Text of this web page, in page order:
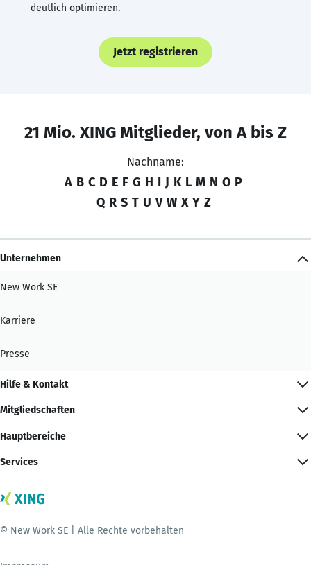
deutlich optimieren.
Jetzt registrieren
21 Mio. XING Mitglieder, von A bis Z
Nachname:
A B C D E F G H I J K L M N O P
Q R S T U V W X Y Z
Unternehmen
New Work SE
Karriere
Presse
Hilfe & Kontakt
Mitgliedschaften
Hauptbereiche
Services
© New Work SE | Alle Rechte vorbehalten